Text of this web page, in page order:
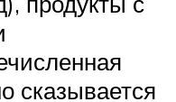
сказывается